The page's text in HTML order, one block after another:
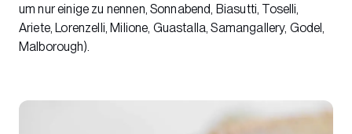
um nur einige zu nennen, Sonnabend, Biasutti, Toselli,
Ariete, Lorenzelli, Milione, Guastalla, Samangallery, Godel,
Malborough).